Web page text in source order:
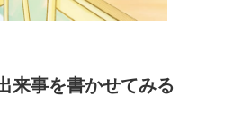
来事を書かせてみる